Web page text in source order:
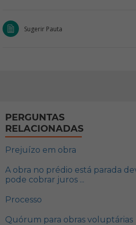
Sugerir Pauta
PERGUNTAS
RELACIONADAS
Prejuízo em obra
A obra no prédio está parada
pode cobrar juros ...
Processo
Quórum para obras voluptárias